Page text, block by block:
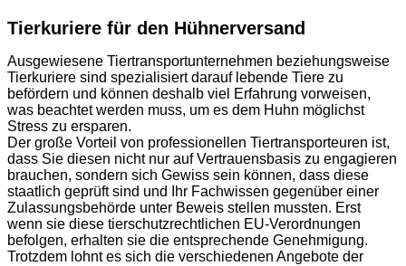
Tierkuriere für den Hühnerversand
Ausgewiesene Tiertransportunternehmen beziehungsweise
Tierkuriere sind spezialisiert darauf lebende Tiere zu
befördern und können deshalb viel Erfahrung vorweisen,
was beachtet werden muss, um es dem Huhn möglichst
Stress zu ersparen.
Der große Vorteil von professionellen Tiertransporteuren ist,
dass Sie diesen nicht nur auf Vertrauensbasis zu engagieren
brauchen, sondern sich Gewiss sein können, dass diese
staatlich geprüft sind und Ihr Fachwissen gegenüber einer
Zulassungsbehörde unter Beweis stellen mussten. Erst
wenn sie diese tierschutzrechtlichen EU-Verordnungen
befolgen, erhalten sie die entsprechende Genehmigung.
Trotzdem lohnt es sich die verschiedenen Angebote der